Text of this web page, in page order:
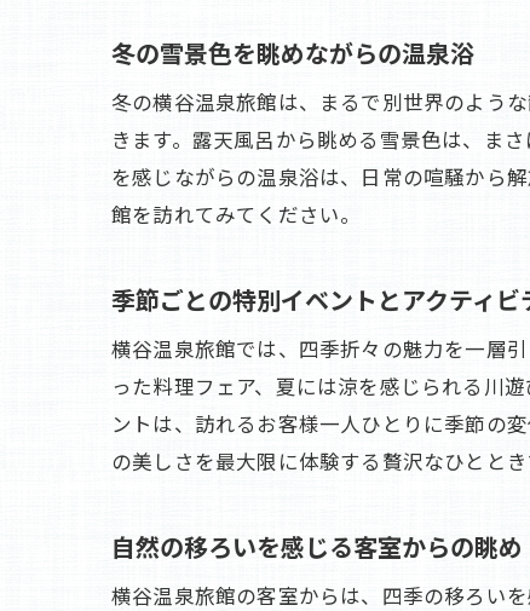
冬の雪景色を眺めながらの温泉浴
冬の横谷温泉旅館は、まるで別世界のよう
きます。露天風呂から眺める雪景色は、ま
を感じながらの温泉浴は、日常の喧騒から
館を訪れてみてください。
季節ごとの特別イベントとアクティビ
横谷温泉旅館では、四季折々の魅力を一層
った料理フェア、夏には涼を感じられる川
ントは、訪れるお客様一人ひとりに季節の
の美しさを最大限に体験する贅沢なひととき
自然の移ろいを感じる客室からの眺め
横谷温泉旅館の客室からは、四季の移ろい